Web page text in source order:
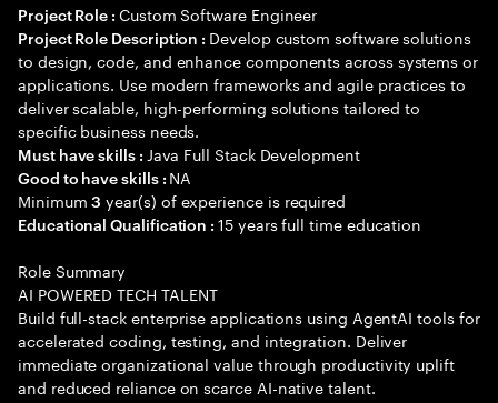
Project Role : Custom Software Engineer
Project Role Description : Develop custom software solutions
to design, code, and enhance components across systems or
applications. Use modern frameworks and agile practices to
deliver scalable, high-performing solutions tailored to
specific business needs.
Must have skills : Java Full Stack Development
Good to have skills : NA
Minimum3 year(s) of experience is required
Educational Qualification :15 years full time education
Role Summary
AI POWERED TECH TALENT
Build full-stack enterprise applications using AgentAI tools for
accelerated coding, testing, and integration. Deliver
immediate organizational value through productivity uplift
and reduced reliance on scarce AI-native talent.